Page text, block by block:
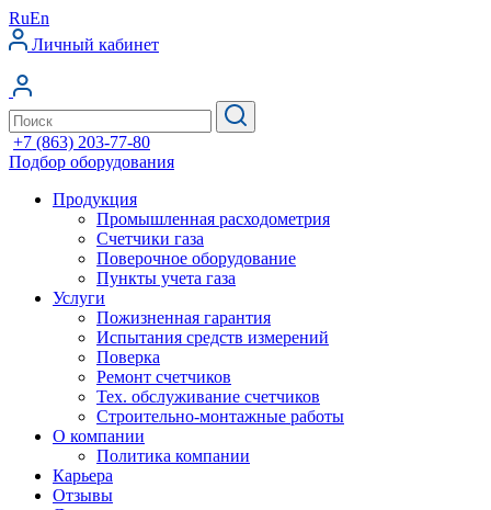
RuEn
Личный кабинет
+7 (863) 203-77-80
Подбор оборудования
Продукция
Промышленная расходометрия
Счетчики газа
Поверочное оборудование
Пункты учета газа
Услуги
Пожизненная гарантия
Испытания средств измерений
Поверка
Ремонт счетчиков
Тех. обслуживание счетчиков
Строительно-монтажные работы
О компании
Политика компании
Карьера
Отзывы